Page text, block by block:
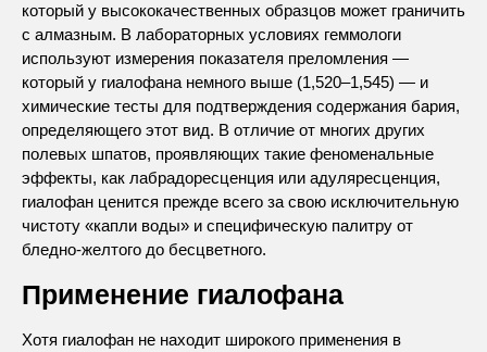
который у высококачественных образцов может граничить
с алмазным. В лабораторных условиях геммологи
используют измерения показателя преломления —
который у гиалофана немного выше (1,520–1,545) — и
химические тесты для подтверждения содержания бария,
определяющего этот вид. В отличие от многих других
полевых шпатов, проявляющих такие феноменальные
эффекты, как лабрадоресценция или адуляресценция,
гиалофан ценится прежде всего за свою исключительную
чистоту «капли воды» и специфическую палитру от
бледно-желтого до бесцветного.
Применение гиалофана
Хотя гиалофан не находит широкого применения в